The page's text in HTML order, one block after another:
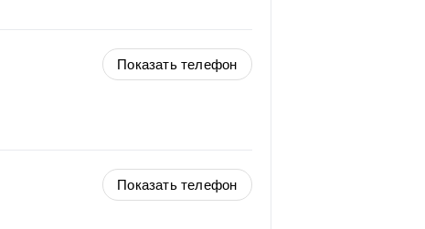
Показать телефон
Показать телефон